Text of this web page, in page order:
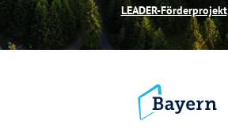
LEADER-Förderprojekt